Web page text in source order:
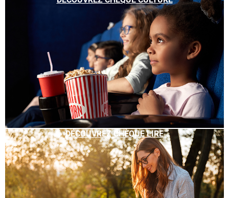
DÉCOUVREZ CHÈQUE LIRE